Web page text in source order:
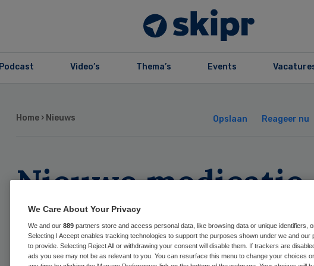
Podcast Video’s Thema’s Events
Home › Nieuws Opslaan Reageer nu
Nieuwe medicatie
slokt
op
We Care About Your Privacy
We and our 889 partners store and access personal data, like browsing data or unique identifiers,
Selecting I Accept enables tracking technologies to support the purposes shown under we and our
to provide. Selecting Reject All or withdrawing your consent will disable them. If trackers are
ads you see may not be as relevant to you. You can resurface this menu to change your choices